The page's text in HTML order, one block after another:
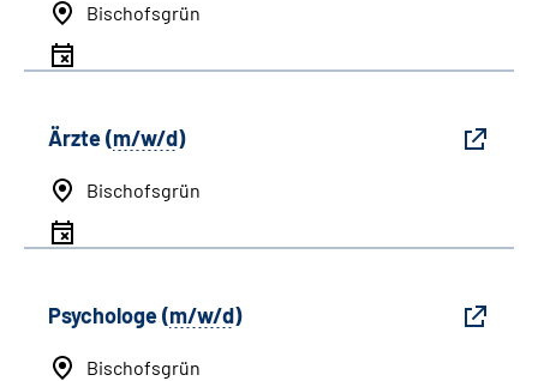
Bischofsgrün
Ärzte (m/w/d)
Bischofsgrün
Psychologe (m/w/d)
Bischofsgrün